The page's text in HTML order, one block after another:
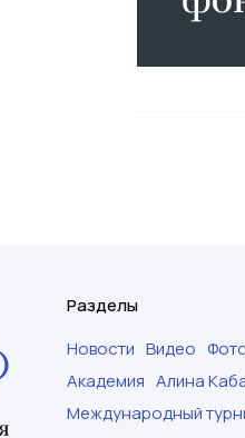
Разделы
Новости Видео
Академия Алина
Международный